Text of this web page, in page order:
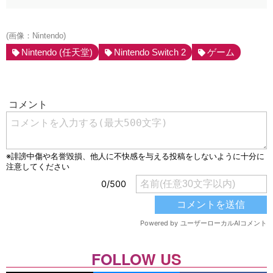
(画像：Nintendo)
Nintendo (任天堂) Nintendo Switch 2 ゲーム
FOLLOW US